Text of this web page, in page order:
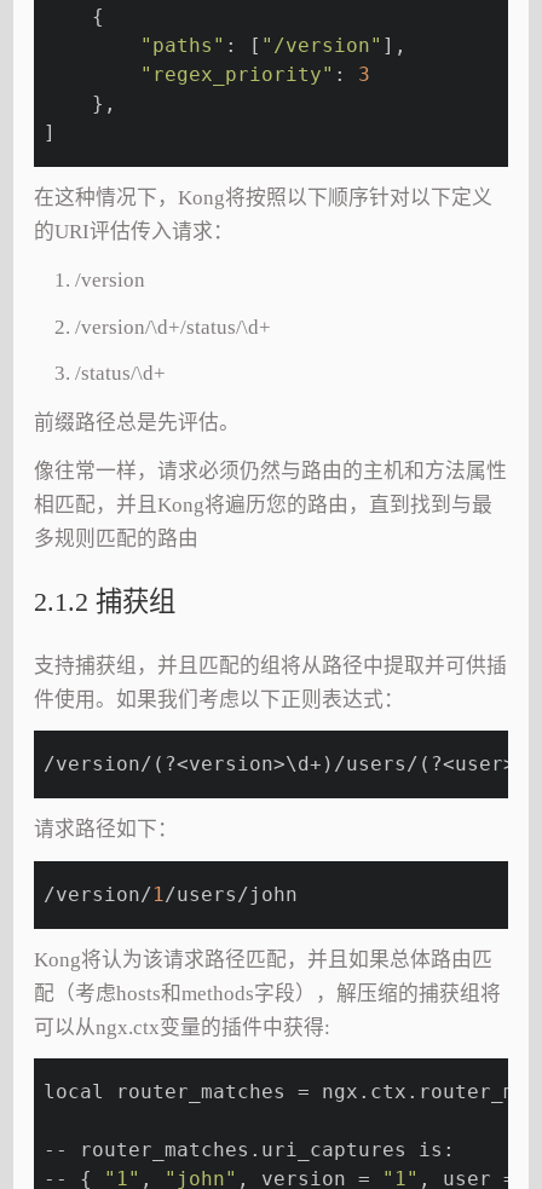
    {
"paths" : [ "/version" ],
"regex_priority" : 3
    },
]
在这种情况下，Kong将按照以下顺序针对以下定义
的URI评估传入请求：
/version
/version/\d+/status/\d+
/status/\d+
前缀路径总是先评估。
像往常一样，请求必须仍然与路由的主机和方法属性
相匹配，并且Kong将遍历您的路由，直到找到与最
多规则匹配的路由
2.1.2 捕获组
支持捕获组，并且匹配的组将从路径中提取并可供插
件使用。如果我们考虑以下正则表达式：
/version/(?<version>\d+)/users/
请求路径如下：
/version/1/users/john
Kong将认为该请求路径匹配，并且如果总体路由匹
配（考虑hosts和methods字段），解压缩的捕获组将
可以从ngx.ctx变量的插件中获得:
local router_matches =
-- router_matches.uri_captures is:
-- {
"1" , "john" , version = "1" , user =